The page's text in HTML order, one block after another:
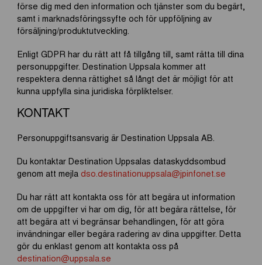
förse dig med den information och tjänster som du begärt,
samt i marknadsföringssyfte och för uppföljning av
försäljning/produktutveckling.
Enligt GDPR har du rätt att få tillgång till, samt rätta till dina
personuppgifter. Destination Uppsala kommer att
respektera denna rättighet så långt det är möjligt för att
kunna uppfylla sina juridiska förpliktelser.
KONTAKT
Personuppgiftsansvarig är Destination Uppsala AB.
Du kontaktar Destination Uppsalas dataskyddsombud
genom att mejla dso.destinationuppsala@jpinfonet.se
Du har rätt att kontakta oss för att begära ut information
om de uppgifter vi har om dig, för att begära rättelse, för
att begära att vi begränsar behandlingen, för att göra
invändningar eller begära radering av dina uppgifter. Detta
gör du enklast genom att kontakta oss på
destination@uppsala.se